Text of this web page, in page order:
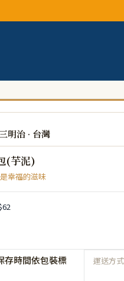
明治 · 台灣
(芋泥)
幸福的滋味
存時間依包裝標
運送方式